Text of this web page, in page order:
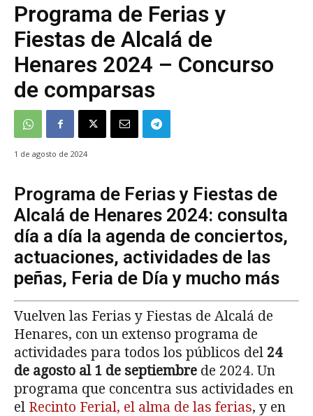
Programa de Ferias y
Fiestas de Alcalá de
Henares 2024 – Concurso
de comparsas
1 de agosto de 2024
Programa de Ferias y Fiestas de
Alcalá de Henares 2024: consulta
día a día la agenda de conciertos,
actuaciones, actividades de las
peñas, Feria de Día y mucho más
Vuelven las Ferias y Fiestas de Alcalá de
Henares, con un extenso programa de
actividades para todos los públicos del 24
de agosto al 1 de septiembre de 2024. Un
programa que concentra sus actividades en
el Recinto Ferial, el alma de las ferias, y en